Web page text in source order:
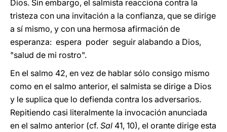
Dios. Sin embargo, el salmista reacciona contra la
tristeza con una invitación a la confianza, que se dirige
a sí mismo, y con una hermosa afirmación de
esperanza: espera poder seguir alabando a Dios,
"salud de mi rostro".
En el salmo 42, en vez de hablar sólo consigo mismo
como en el salmo anterior, el salmista se dirige a Dios
y le suplica que lo defienda contra los adversarios.
Repitiendo casi literalmente la invocación anunciada
en el salmo anterior (cf. Sal 41, 10), el orante dirige esta